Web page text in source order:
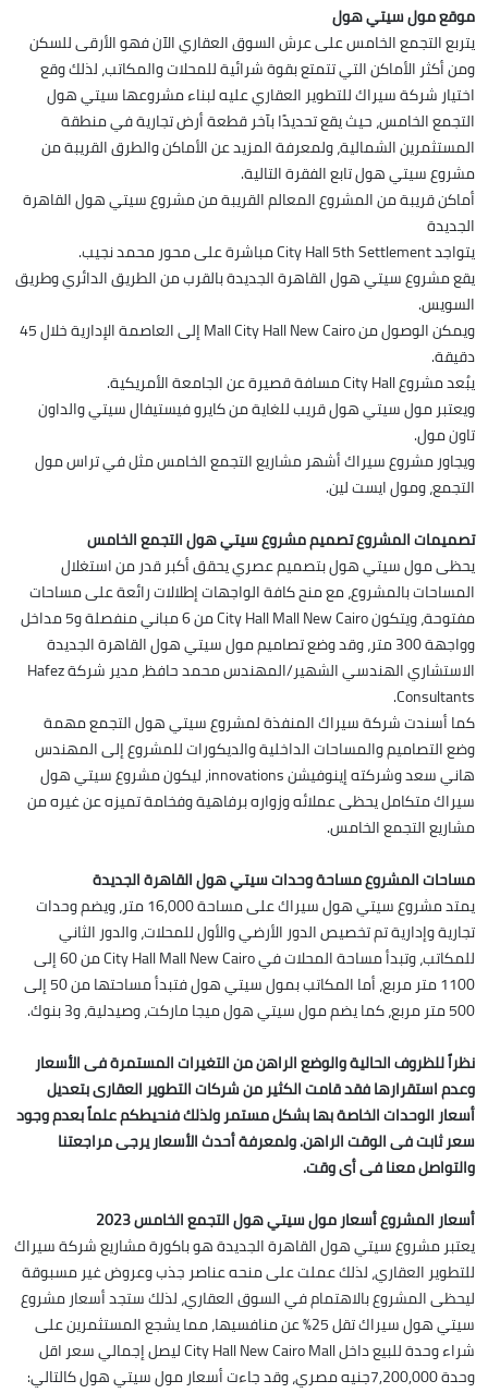
موقع مول سيتي هول
يتربع التجمع الخامس على عرش السوق العقاري الآن فهو الأرقى للسكن
ومن أكثر الأماكن التي تتمتع بقوة شرائية للمحلات والمكاتب، لذلك وقع
اختيار شركة سيراك للتطوير العقاري عليه لبناء مشروعها سيتي هول
التجمع الخامس، حيث يقع تحديدًا بآخر قطعة أرض تجارية في منطقة
المستثمرين الشمالية، ولمعرفة المزيد عن الأماكن والطرق القريبة من
مشروع سيتي هول تابع الفقرة التالية.
أماكن قريبة من المشروع المعالم القريبة من مشروع سيتي هول القاهرة
الجديدة
يتواجد City Hall 5th Settlement مباشرة على محور محمد نجيب.
يقع مشروع سيتي هول القاهرة الجديدة بالقرب من الطريق الدائري وطريق
السويس.
ويمكن الوصول من Mall City Hall New Cairo إلى العاصمة الإدارية خلال 45
دقيقة.
يبُعد مشروع City Hall مسافة قصيرة عن الجامعة الأمريكية.
ويعتبر مول سيتي هول قريب للغاية من كايرو فيستيفال سيتي والداون
تاون مول.
ويجاور مشروع سيراك أشهر مشاريع التجمع الخامس مثل في تراس مول
التجمع، ومول ايست لين.
تصميمات المشروع تصميم مشروع سيتي هول التجمع الخامس
يحظى مول سيتي هول بتصميم عصري يحقق أكبر قدر من استغلال
المساحات بالمشروع، مع منح كافة الواجهات إطلالات رائعة على مساحات
مفتوحة، ويتكون City Hall Mall New Cairo من 6 مباني منفصلة و5 مداخل
وواجهة 300 متر، وقد وضع تصاميم مول سيتي هول القاهرة الجديدة
الاستشاري الهندسي الشهير/المهندس محمد حافظ، مدير شركة Hafez
Consultants.
كما أسندت شركة سيراك المنفذة لمشروع سيتي هول التجمع مهمة
وضع التصاميم والمساحات الداخلية والديكورات للمشروع إلى المهندس
هاني سعد وشركته إينوفيشن innovations، ليكون مشروع سيتي هول
سيراك متكامل يحظى عملائه وزواره برفاهية وفخامة تميزه عن غيره من
مشاريع التجمع الخامس.
مساحات المشروع مساحة وحدات سيتي هول القاهرة الجديدة
يمتد مشروع سيتي هول سيراك على مساحة 16,000 متر، ويضم وحدات
تجارية وإدارية تم تخصيص الدور الأرضي والأول للمحلات، والدور الثاني
للمكاتب، وتبدأ مساحة المحلات في City Hall Mall New Cairo من 60 إلى
1100 متر مربع، أما المكاتب بمول سيتي هول فتبدأ مساحتها من 50 إلى
500 متر مربع، كما يضم مول سيتي هول ميجا ماركت، وصيدلية، و3 بنوك.
نظراً للظروف الحالية والوضع الراهن من التغيرات المستمرة فى الأسعار
وعدم استقرارها فقد قامت الكثير من شركات التطوير العقارى بتعديل
أسعار الوحدات الخاصة بها بشكل مستمر ولذلك فنحيطكم علماً بعدم وجود
سعر ثابت فى الوقت الراهن. ولمعرفة أحدث الأسعار يرجى مراجعتنا
والتواصل معنا فى أى وقت.
أسعار المشروع أسعار مول سيتي هول التجمع الخامس 2023
يعتبر مشروع سيتي هول القاهرة الجديدة هو باكورة مشاريع شركة سيراك
للتطوير العقاري، لذلك عملت على منحه عناصر جذب وعروض غير مسبوقة
ليحظى المشروع بالاهتمام في السوق العقاري، لذلك ستجد أسعار مشروع
سيتي هول سيراك تقل 25% عن منافسيها، مما يشجع المستثمرين على
شراء وحدة للبيع داخل City Hall New Cairo Mall ليصل إجمالي سعر اقل
وحدة 7,200,000جنيه مصري، وقد جاءت أسعار مول سيتي هول كالتالي: